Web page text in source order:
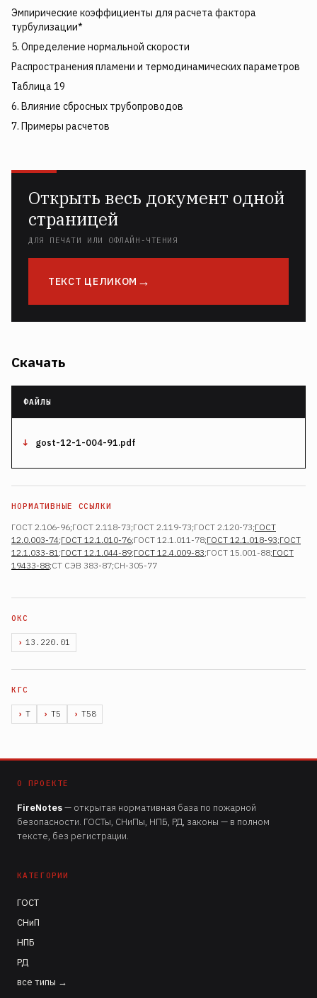
Эмпирические коэффициенты для расчета фактора
турбулизации*
5. Определение нормальной скорости
Распространения пламени и термодинамических параметров
Таблица 19
6. Влияние сбросных трубопроводов
7. Примеры расчетов
Открыть весь документ одной
страницей
ДЛЯ ПЕЧАТИ ИЛИ ОФЛАЙН-ЧТЕНИЯ
ТЕКСТ ЦЕЛИКОМ
Скачать
gost-12-1-004-91.pdf
ГОСТ 2.106-96;ГОСТ 2.118-73;ГОСТ 2.119-73;ГОСТ 2.120-73;ГОСТ
12.0.003-74;ГОСТ 12.1.010-76;ГОСТ 12.1.011-78;ГОСТ 12.1.018-93;ГОСТ
12.1.033-81;ГОСТ 12.1.044-89;ГОСТ 12.4.009-83;ГОСТ 15.001-88;ГОСТ
19433-88;СТ СЭВ 383-87;СН-305-77
13.220.01
Т Т5 Т58
О ПРОЕКТЕ
FireNotes— открытая нормативная база по пожарной
безопасности. ГОСТы, СНиПы, НПБ, РД, законы — в полном
тексте, без регистрации.
КАТЕГОРИИ
ГОСТ
СНиП
НПБ
РД
все типы →